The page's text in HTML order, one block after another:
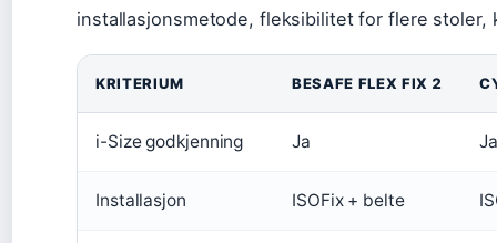
installasjonsmetode, fleksibilitet for flere stoler,
KRITERIUM BESAFE FLEX FIX 2
i-Size godkjenning Ja Ja
Installasjon ISOFix + belte